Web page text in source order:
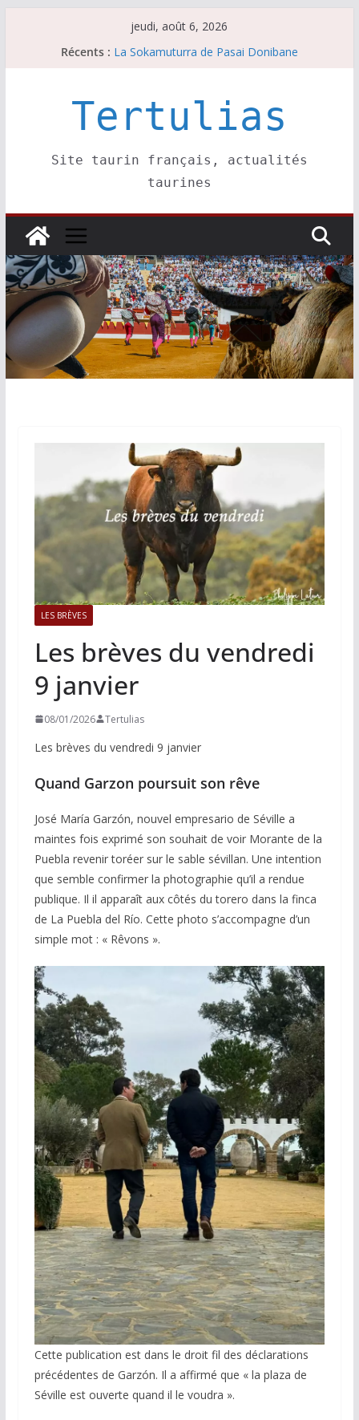
jeudi, août 6, 2026
Récents : Les brèves du mardi 4 août
Les brèves du mercredi 5 août
Villeneuve, Hugo Tarbelli confirme.
Tertulias
Site taurin français, actualités
taurines
LES BRÈVES
Les brèves du vendredi
9 janvier
08/01/2026 Tertulias
Les brèves du vendredi 9 janvier
Quand Garzon poursuit son rêve
José María Garzón, nouvel empresario de Séville a
maintes fois exprimé son souhait de voir Morante de la
Puebla revenir toréer sur le sable sévillan. Une intention
que semble confirmer la photographie qu’il a rendue
publique. Il il apparaît aux côtés du torero dans la finca
de La Puebla del Río. Cette photo s’accompagne d’un
simple mot : « Rêvons ».
Cette publication est dans le droit fil des déclarations
précédentes de Garzón. Il a affirmé que « la plaza de
Séville est ouverte quand il le voudra ».